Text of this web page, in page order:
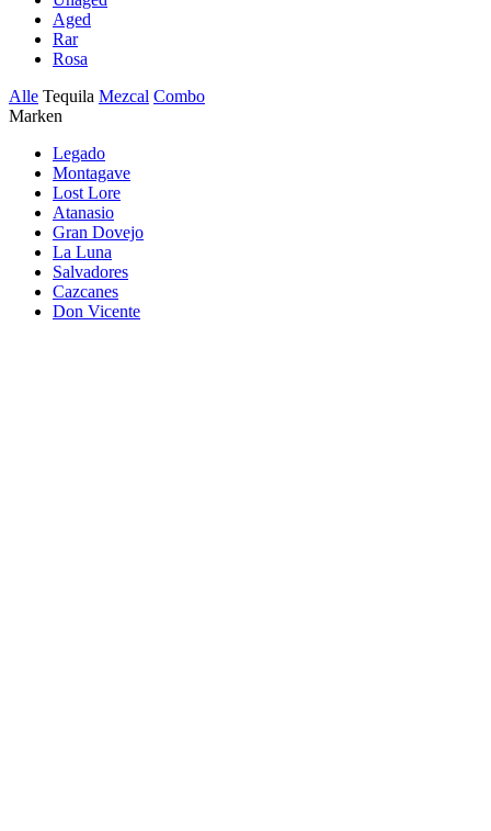
Aged
Rar
Rosa
Alle Tequila Mezcal Combo
Marken
Legado
Montagave
Lost Lore
Atanasio
Gran Dovejo
La Luna
Salvadores
Cazcanes
Don Vicente